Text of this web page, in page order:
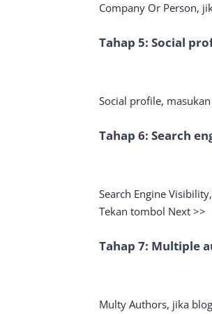
Company Or Person,
Tahap 5: Social
Social profile,
Tahap 6: Search
Search Engine
Tekan tombol Next >>
Tahap 7: Multiple
Multy Authors, jika